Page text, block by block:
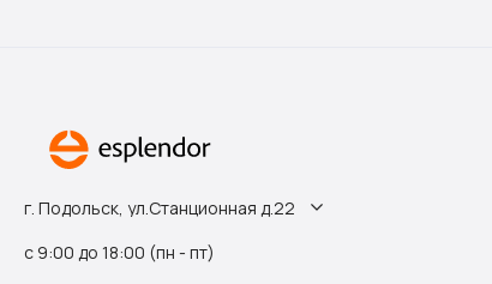
г. Подольск, ул.Станционная д.22
с 9:00 до 18:00 (пн - пт)